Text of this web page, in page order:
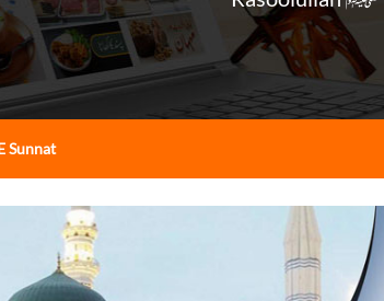
Sunnat